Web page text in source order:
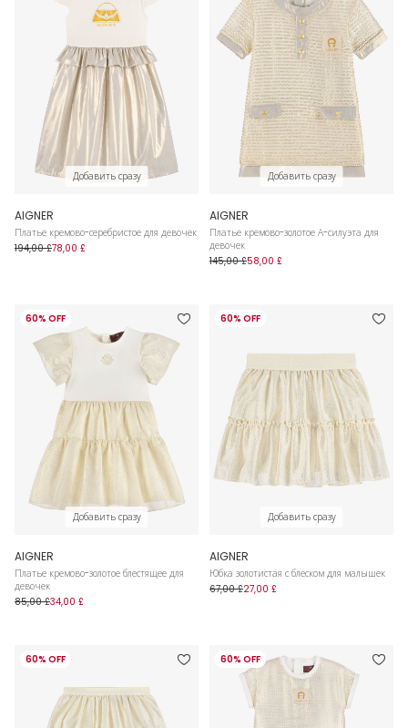
Добавить сразу
AIGNER
Платье кремово-серебристое для девочек
194,00 £78,00 £
Добавить сразу
AIGNER
Платье кремово-золотое А-силуэта для
девочек
145,00 £58,00 £
60% OFF
Добавить сразу
AIGNER
Платье кремово-золотое блестящее для
девочек
85,00 £34,00 £
60% OFF
Добавить сразу
AIGNER
Юбка золотистая с блеском для малышек
67,00 £27,00 £
60% OFF 60% OFF